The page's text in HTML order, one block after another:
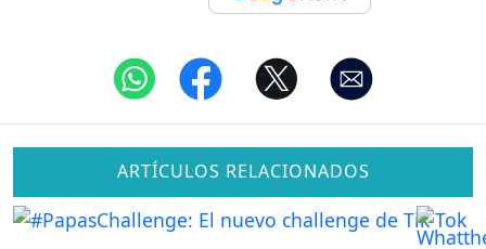
ARTÍCULOS RELACIONADOS